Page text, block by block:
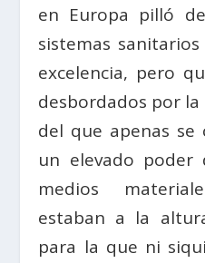
en Europa pilló
sistemas
excelencia, pero
desbordados por
del que apenas se
un elevado poder
medios
estaban a la
para la que ni